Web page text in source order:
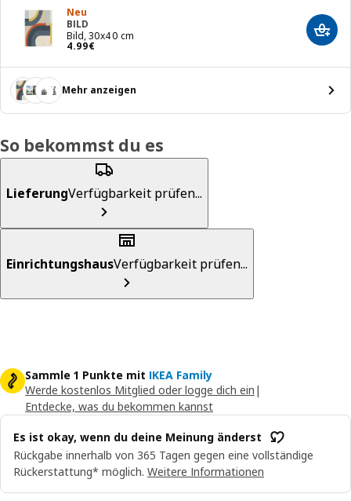
Neu
BILD
Bild, 30x40 cm
4.99€
Preis 4.99€
In
Mehr anzeigen
So bekommst du es
LieferungVerfügbarkeit prüfen...
EinrichtungshausVerfügbarkeit prüfen...
Sammle 1 Punkte mit IKEA Family
Werde kostenlos Mitglied oder logge dich ein |
Entdecke, was du bekommen kannst
Es ist okay, wenn du deine Meinung änderst
Rückgabe innerhalb von 365 Tagen gegen eine vollständige
Rückerstattung* möglich. Weitere Informationen